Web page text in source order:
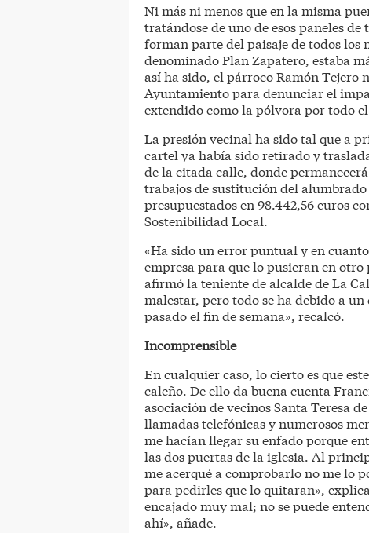
Ni más ni menos que en la misma
tratándose de uno de esos paneles
forman parte del paisaje de todos los
denominado Plan Zapatero, estaba
así ha sido, el párroco Ramón Tejero
Ayuntamiento para denunciar el
extendido como la pólvora por todo
La presión vecinal ha sido tal que a
cartel ya había sido retirado y
de la citada calle, donde
trabajos de sustitución del
presupuestados en 98.442,56 euros
Sostenibilidad Local.
«Ha sido un error puntual y en
empresa para que lo pusieran en
afirmó la teniente de alcalde de La
malestar, pero todo se ha debido a
pasado el fin de semana», recalcó.
Incomprensible
En cualquier caso, lo cierto es que
caleño. De ello da buena cuenta
asociación de vecinos Santa Teresa
llamadas telefónicas y numerosos
me hacían llegar su enfado porque
las dos puertas de la iglesia. Al
me acerqué a comprobarlo no me lo
para pedirles que lo quitaran»,
encajado muy mal; no se puede
ahí», añade.